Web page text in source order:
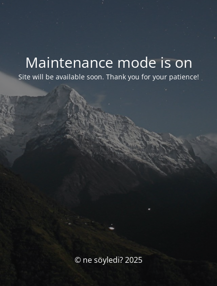
Maintenance mode is on
Site will be available soon. Thank you for your patience!
© ne söyledi? 2025